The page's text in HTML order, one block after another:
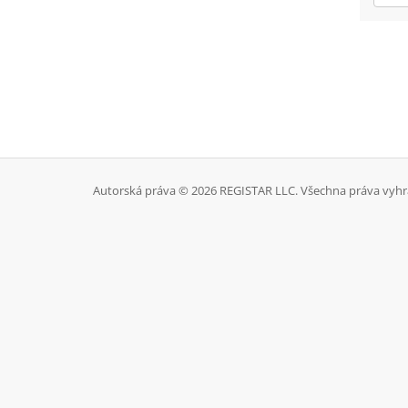
Autorská práva © 2026 REGISTAR LLC. Všechna práva